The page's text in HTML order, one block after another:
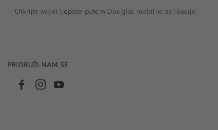
Otkrijte svijet ljepote putem Douglas mobilne aplikacije.
PRIDRUŽI NAM SE